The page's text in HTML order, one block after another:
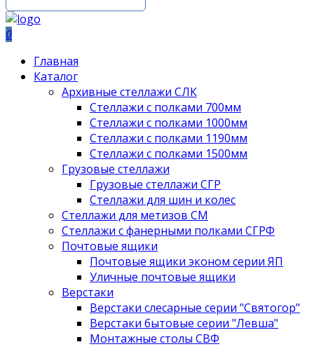
0
Главная
Каталог
Архивные стеллажи СЛК
Стеллажи с полками 700мм
Стеллажи с полками 1000мм
Стеллажи с полками 1190мм
Стеллажи с полками 1500мм
Грузовые стеллажи
Грузовые стеллажи СГР
Стеллажи для шин и колес
Стеллажи для метизов СМ
Стеллажи с фанерными полками СГРФ
Почтовые ящики
Почтовые ящики эконом серии ЯП
Уличные почтовые ящики
Верстаки
Верстаки слесарные серии "Святогор"
Верстаки бытовые серии "Левша"
Монтажные столы СВФ